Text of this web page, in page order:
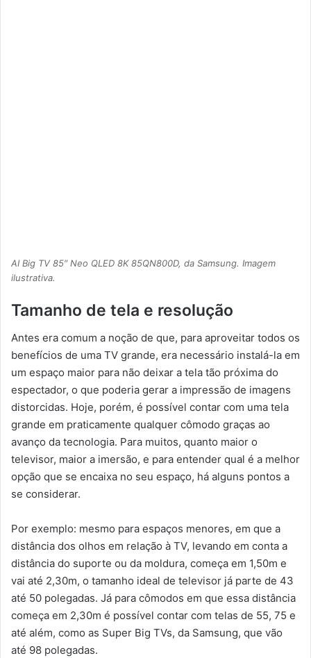
AI Big TV 85″ Neo QLED 8K 85QN800D, da Samsung. Imagem
ilustrativa.
Tamanho de tela e resolução
Antes era comum a noção de que, para aproveitar todos os
benefícios de uma TV grande, era necessário instalá-la em
um espaço maior para não deixar a tela tão próxima do
espectador, o que poderia gerar a impressão de imagens
distorcidas. Hoje, porém, é possível contar com uma tela
grande em praticamente qualquer cômodo graças ao
avanço da tecnologia. Para muitos, quanto maior o
televisor, maior a imersão, e para entender qual é a melhor
opção que se encaixa no seu espaço, há alguns pontos a
se considerar.
Por exemplo: mesmo para espaços menores, em que a
distância dos olhos em relação à TV, levando em conta a
distância do suporte ou da moldura, começa em 1,50m e
vai até 2,30m, o tamanho ideal de televisor já parte de 43
até 50 polegadas. Já para cômodos em que essa distância
começa em 2,30m é possível contar com telas de 55, 75 e
até além, como as Super Big TVs, da Samsung, que vão
até 98 polegadas.